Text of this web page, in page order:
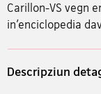
Carillon-VS vegn
in’enciclopedia
Descripziun